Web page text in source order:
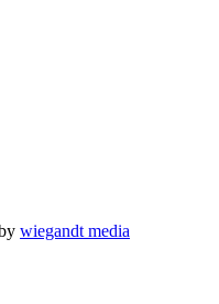
wiegandt media